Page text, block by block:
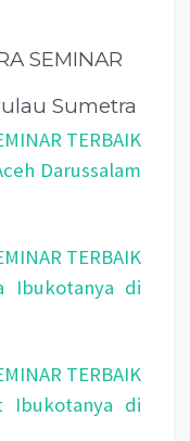
SEMINAR
Sumetra
TERBAIK
Darussalam
TERBAIK
Ibukotanya di
TERBAIK
Ibukotanya di